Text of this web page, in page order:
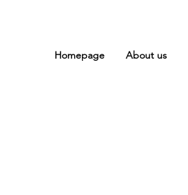
Homepage About us